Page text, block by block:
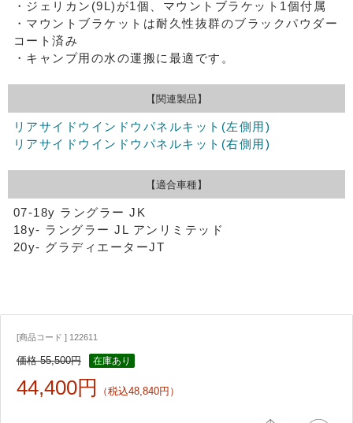
・ジェリカン(9L)が1個、マウントブラケット1個付属
・マウントブラケットは耐久性抜群のブラックパウダー
コート済み
・キャンプ用の水の運搬に最適です。
【関連製品】
リアサイドウインドウパネルキット(左側用)
リアサイドウインドウパネルキット(右側用)
【適合車種】
07-18y ラングラー JK
18y- ラングラー JL アンリミテッド
20y- グラディエーターJT
[商品コード ] 122611
価格 55,500円 在庫あり
44,400円 （税込48,840円）